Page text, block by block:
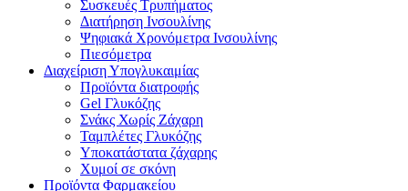
Συσκευές Τρυπήματος
Διατήρηση Ινσουλίνης
Ψηφιακά Χρονόμετρα Ινσουλίνης
Πιεσόμετρα
Διαχείριση Υπογλυκαιμίας
Προϊόντα διατροφής
Gel Γλυκόζης
Σνάκς Χωρίς Ζάχαρη
Ταμπλέτες Γλυκόζης
Υποκατάστατα ζάχαρης
Χυμοί σε σκόνη
Προϊόντα Φαρμακείου